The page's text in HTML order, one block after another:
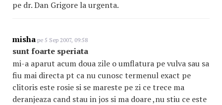
pe dr. Dan Grigore la urgenta.
misha pe 5 Sep 2007, 09:58
sunt foarte speriata
mi-a aparut acum doua zile o umflatura pe vulva sau sa
fiu mai directa pt ca nu cunosc termenul exact pe
clitoris este rosie si se mareste pe zi ce trece ma
deranjeaza cand stau in jos si ma doare ,nu stiu ce este